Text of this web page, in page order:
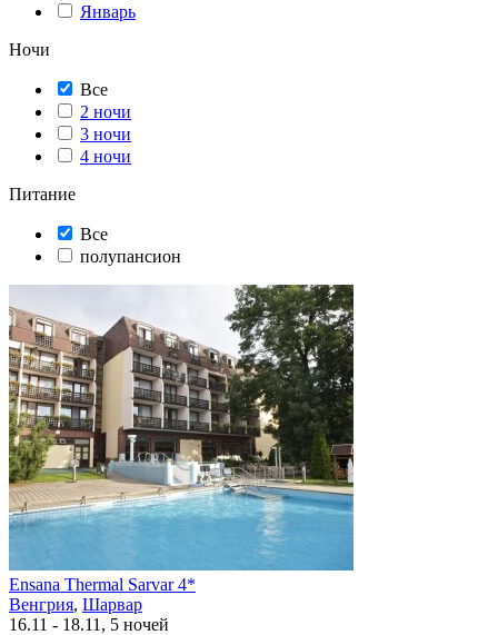
Январь
Ночи
Все
2 ночи
3 ночи
4 ночи
Питание
Все
полупансион
Ensana Thermal Sarvar 4*
Венгрия, Шарвар
16.11 - 18.11, 5 ночей